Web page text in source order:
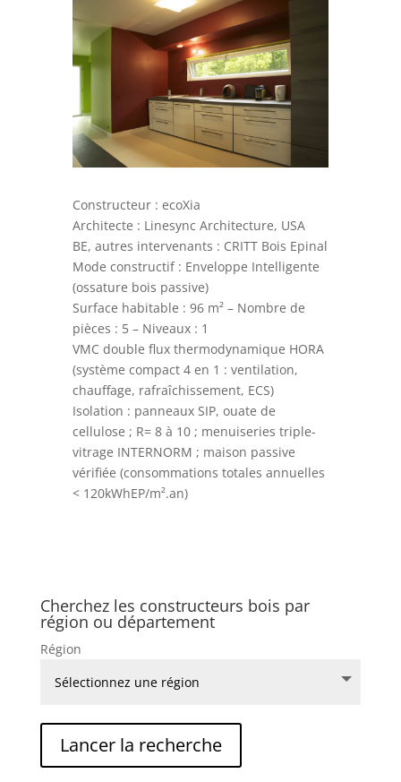
Constructeur : ecoXia
Architecte : Linesync Architecture, USA
BE, autres intervenants : CRITT Bois Epinal
Mode constructif : Enveloppe Intelligente
(ossature bois passive)
Surface habitable : 96 m² – Nombre de
pièces : 5 – Niveaux : 1
VMC double flux thermodynamique HORA
(système compact 4 en 1 : ventilation,
chauffage, rafraîchissement, ECS)
Isolation : panneaux SIP, ouate de
cellulose ; R= 8 à 10 ; menuiseries triple-
vitrage INTERNORM ; maison passive
vérifiée (consommations totales annuelles
< 120kWhEP/m².an)
Cherchez les constructeurs bois par
région ou département
Région